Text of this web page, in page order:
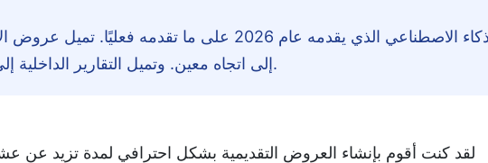
إلى اتجاه معين. وتميل التقارير الداخلية إلى اتجاه آخر. سأكون أكثر تحديدًا.
لقد كنت أقوم بإنشاء العروض التقديمية بشكل احترافي لمدة تزيد عن